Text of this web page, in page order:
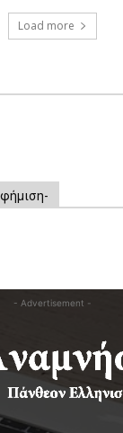
Load more
- Advertisement -